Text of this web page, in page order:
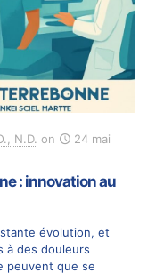
N.D. on
24 mai
: innovation au
évolution, et
à des douleurs
peuvent que se